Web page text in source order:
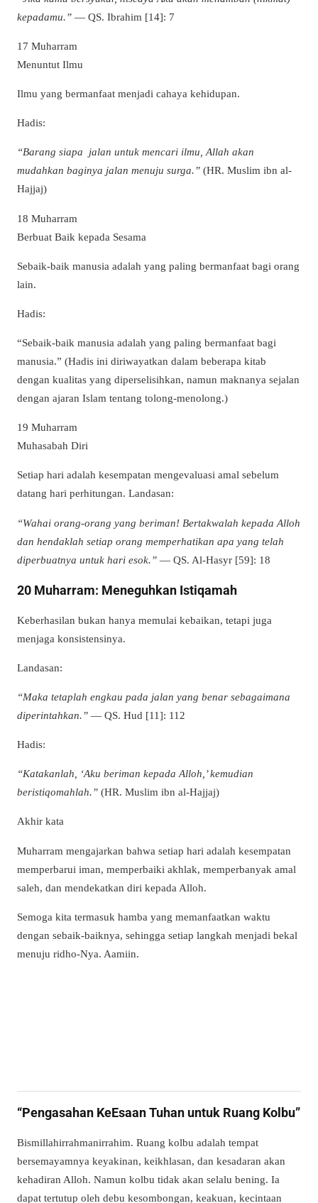
kepadamu.” — QS. Ibrahim [14]: 7
17 Muharram
Menuntut Ilmu
Ilmu yang bermanfaat menjadi cahaya kehidupan.
Hadis:
“Barang siapa jalan untuk mencari ilmu, Allah akan
mudahkan baginya jalan menuju surga.” (HR. Muslim ibn al-
Hajjaj)
18 Muharram
Berbuat Baik kepada Sesama
Sebaik-baik manusia adalah yang paling bermanfaat bagi orang
lain.
Hadis:
“Sebaik-baik manusia adalah yang paling bermanfaat bagi
manusia.” (Hadis ini diriwayatkan dalam beberapa kitab
dengan kualitas yang diperselisihkan, namun maknanya sejalan
dengan ajaran Islam tentang tolong-menolong.)
19 Muharram
Muhasabah Diri
Setiap hari adalah kesempatan mengevaluasi amal sebelum
datang hari perhitungan. Landasan:
“Wahai orang-orang yang beriman! Bertakwalah kepada Alloh
dan hendaklah setiap orang memperhatikan apa yang telah
diperbuatnya untuk hari esok.” — QS. Al-Hasyr [59]: 18
20 Muharram: Meneguhkan Istiqamah
Keberhasilan bukan hanya memulai kebaikan, tetapi juga
menjaga konsistensinya.
Landasan:
“Maka tetaplah engkau pada jalan yang benar sebagaimana
diperintahkan.” — QS. Hud [11]: 112
Hadis:
“Katakanlah, ‘Aku beriman kepada Alloh,’ kemudian
beristiqomahlah.” (HR. Muslim ibn al-Hajjaj)
Akhir kata
Muharram mengajarkan bahwa setiap hari adalah kesempatan
memperbarui iman, memperbaiki akhlak, memperbanyak amal
saleh, dan mendekatkan diri kepada Alloh.
Semoga kita termasuk hamba yang memanfaatkan waktu
dengan sebaik-baiknya, sehingga setiap langkah menjadi bekal
menuju ridho-Nya. Aamiin.
“Pengasahan KeEsaan Tuhan untuk Ruang Kolbu”
Bismillahirrahmanirrahim. Ruang kolbu adalah tempat
bersemayamnya keyakinan, keikhlasan, dan kesadaran akan
kehadiran Alloh. Namun kolbu tidak akan selalu bening. Ia
dapat tertutup oleh debu kesombongan, keakuan, kecintaan